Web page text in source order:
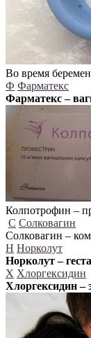
Во время
Ф Фарматекс
Фарматекс –
Колпотрофин –
С Солковагин
Солковагин –
Н Норколут
Норколут –
Х Хлоргексидин
Хлоргексидин –